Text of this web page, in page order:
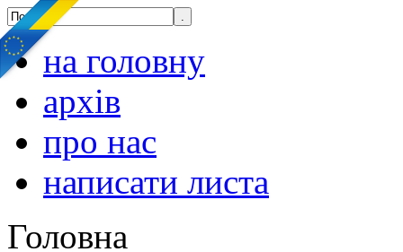
на головну
архів
про нас
написати листа
Головна